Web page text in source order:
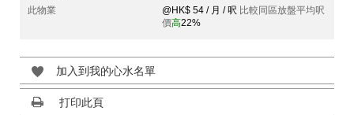
此物業
@HK$ 54 / 月 / 呎 比較同區放盤平均呎
價高22%
加入到我的心水名單
打印此頁